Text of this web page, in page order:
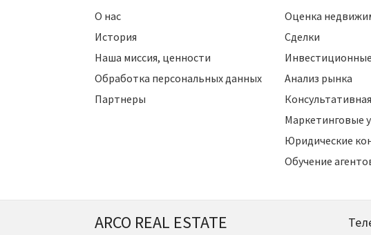
О нас
История
Наша миссия, ценности
Обработка персональных данных
Партнеры
Оценка
Сделки
Анализ рынка
Маркетинговые
Юридические
Обучение
ARCO REAL ESTATE